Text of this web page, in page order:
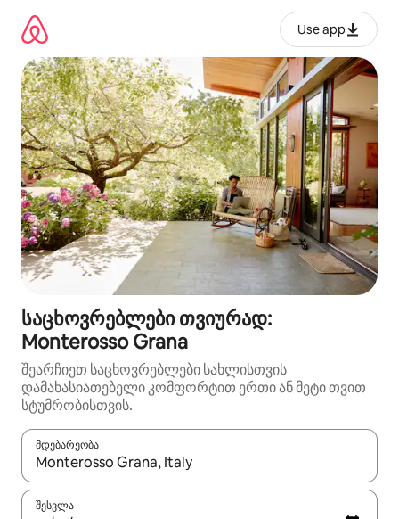
გადასვლა
Use app
საცხოვრებლები თვიურად:
Monterosso Grana
შეარჩიეთ საცხოვრებლები სახლისთვის
დამახასიათებელი კომფორტით ერთი ან მეტი თვით
სტუმრობისთვის.
მდებარეობა
როცა შედეგები ხელმისაწვდომი გახდება, ნავიგაციისთვის
შესვლა